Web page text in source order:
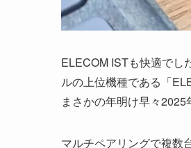
ELECOM ISTも快適で
ルの上位機種である「
まさかの年明け早々2025
マルチペアリングで複数